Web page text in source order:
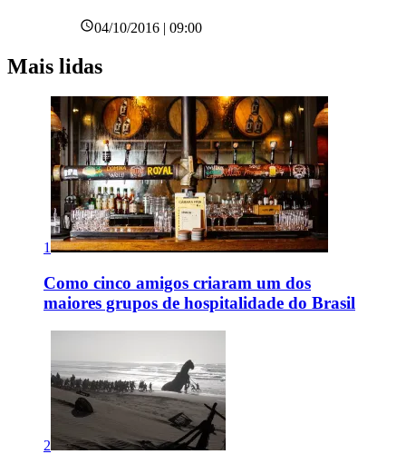
04/10/2016 | 09:00
Mais lidas
1
Como cinco amigos criaram um dos
maiores grupos de hospitalidade do Brasil
2